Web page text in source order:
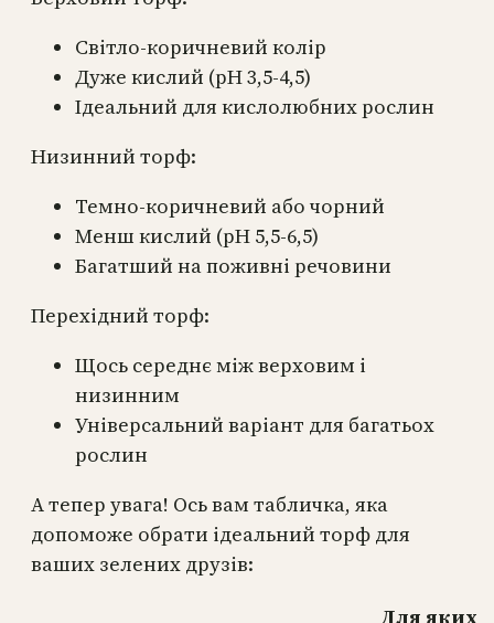
Світло-коричневий колір
Дуже кислий (pH 3,5-4,5)
Ідеальний для кислолюбних рослин
Низинний торф:
Темно-коричневий або чорний
Менш кислий (pH 5,5-6,5)
Багатший на поживні речовини
Перехідний торф:
Щось середнє між верховим і
низинним
Універсальний варіант для багатьох
рослин
А тепер увага! Ось вам табличка, яка
допоможе обрати ідеальний торф для
ваших зелених друзів:
Для яких